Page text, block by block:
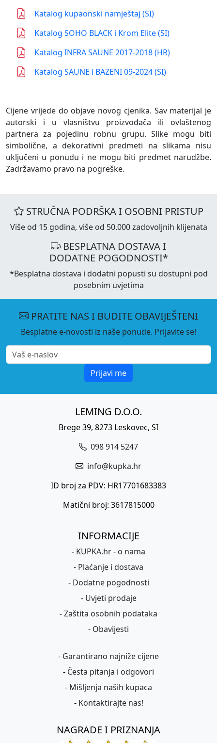
Katalog kupaonski namještaj (SI)
Katalog SOHO BLACK i Krom Elite (SI)
Katalog INFRA SAUNE 2017-2018 (HR)
Katalog SAUNE i BAZENI 09-2024 (SI)
Cijene vrijede do objave novog cjenika. Sav materijal je
autorski i u vlasništvu proizvođača ili ovlaštenog
partnera za pojedinu robnu grupu. Slike mogu biti
simbolične, a dekorativni predmeti na slikama nisu
uključeni u ponudu i ne mogu biti predmet narudžbe.
Zadržavamo pravo na pogreške.
STRUČNA PODRŠKA I OSOBNI PRISTUP
Više od 15 godina, više od 50.000 zadovoljnih klijenata
BESPLATNA DOSTAVA I
DODATNE POGODNOSTI*
*Besplatna dostava i dodatni popusti su dostupni pod
posebnim uvjetima
PRATITE NAS I BUDITE OBAVIJEŠTENI
Besplatne e-novosti iz naše ponude. Prijavite se!
Prijavi me
LEMING D.O.O.
Brege 39, 8273 Leskovec, SI
098 914 5247
info@kupka.hr
ID broj za PDV: HR17701683383
Matični broj: 3617815000
INFORMACIJE
- KUPKA.hr - o nama
- Plaćanje i dostava
- Dodatne pogodnosti
- Uvjeti prodaje
-Zaštita osobnih podataka
- Obavijesti
- Garantirano najniže cijene
- Česta pitanja i odgovori
- Mišljenja naših kupaca
- Kontaktirajte nas!
NAGRADE I PRIZNANJA